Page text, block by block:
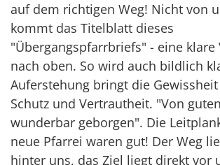
auf dem richtigen Weg! Nicht von
kommt das Titelblatt dieses
"Übergangspfarrbriefs" - eine klare
nach oben. So wird auch bildlich
Auferstehung bringt die
Schutz und Vertrautheit. "Von
wunderbar geborgen". Die
neue Pfarrei waren gut! Der Weg
hinter uns, das Ziel liegt direkt vor